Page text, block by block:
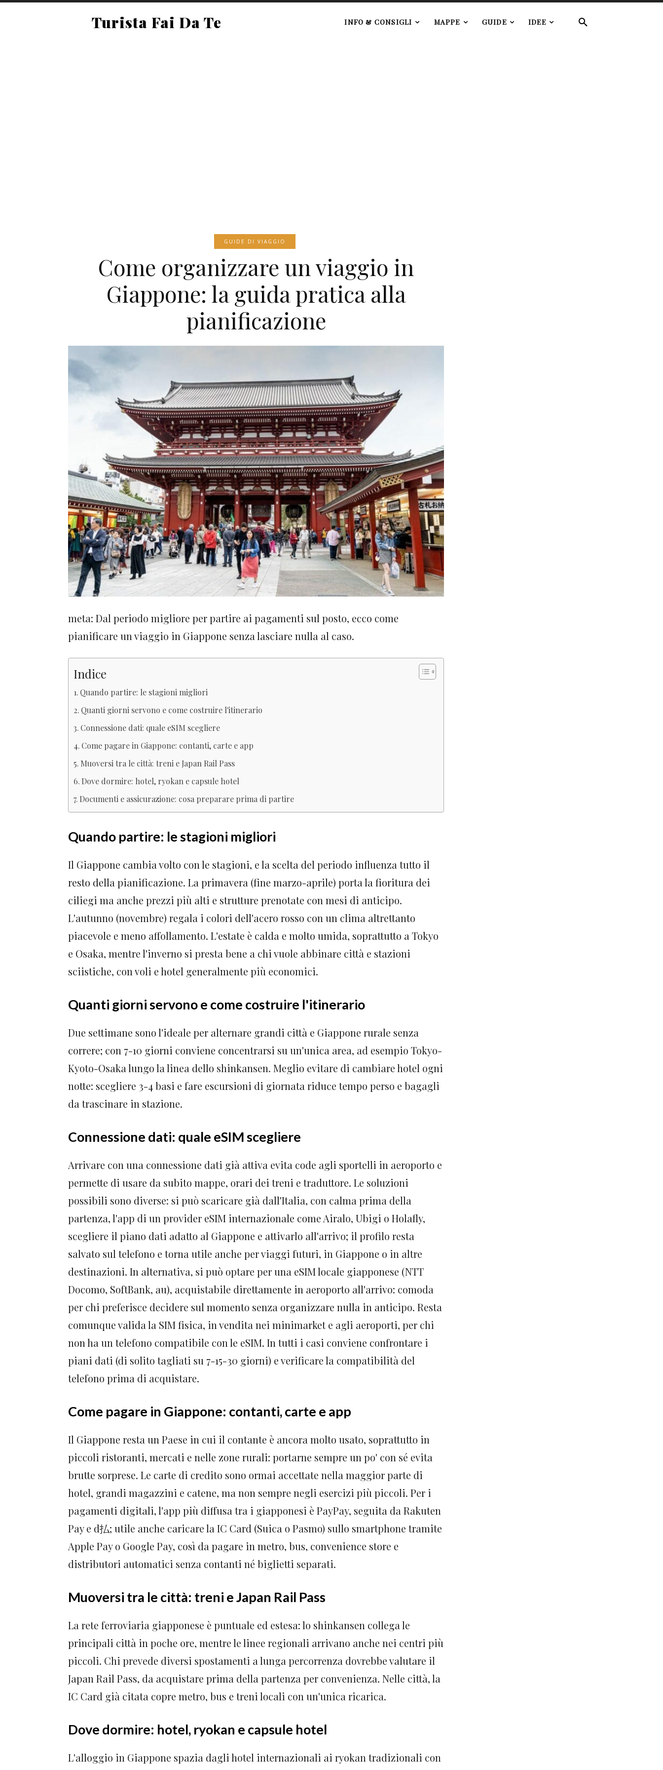
Turista Fai Da Te INFO & CONSIGLI MAPPE GUIDE IDEE
GUIDE DI VIAGGIO
Come organizzare un viaggio in
Giappone: la guida pratica alla
pianificazione
meta: Dal periodo migliore per partire ai pagamenti sul posto, ecco come
pianificare un viaggio in Giappone senza lasciare nulla al caso.
Indice
Quando partire: le stagioni migliori
Quanti giorni servono e come costruire l'itinerario
Connessione dati: quale eSIM scegliere
Come pagare in Giappone: contanti, carte e app
Muoversi tra le città: treni e Japan Rail Pass
Dove dormire: hotel, ryokan e capsule hotel
Documenti e assicurazione: cosa preparare prima di partire
Quando partire: le stagioni migliori
Il Giappone cambia volto con le stagioni, e la scelta del periodo influenza tutto il
resto della pianificazione. La primavera (fine marzo-aprile) porta la fioritura dei
ciliegi ma anche prezzi più alti e strutture prenotate con mesi di anticipo.
L'autunno (novembre) regala i colori dell'acero rosso con un clima altrettanto
piacevole e meno affollamento. L'estate è calda e molto umida, soprattutto a Tokyo
e Osaka, mentre l'inverno si presta bene a chi vuole abbinare città e stazioni
sciistiche, con voli e hotel generalmente più economici.
Quanti giorni servono e come costruire l'itinerario
Due settimane sono l'ideale per alternare grandi città e Giappone rurale senza
correre; con 7-10 giorni conviene concentrarsi su un'unica area, ad esempio Tokyo-
Kyoto-Osaka lungo la linea dello shinkansen. Meglio evitare di cambiare hotel ogni
notte: scegliere 3-4 basi e fare escursioni di giornata riduce tempo perso e bagagli
da trascinare in stazione.
Connessione dati: quale eSIM scegliere
Arrivare con una connessione dati già attiva evita code agli sportelli in aeroporto e
permette di usare da subito mappe, orari dei treni e traduttore. Le soluzioni
possibili sono diverse: si può scaricare già dall'Italia, con calma prima della
partenza, l'app di un provider eSIM internazionale come Airalo, Ubigi o Holafly,
scegliere il piano dati adatto al Giappone e attivarlo all'arrivo; il profilo resta
salvato sul telefono e torna utile anche per viaggi futuri, in Giappone o in altre
destinazioni. In alternativa, si può optare per una eSIM locale giapponese (NTT
Docomo, SoftBank, au), acquistabile direttamente in aeroporto all'arrivo: comoda
per chi preferisce decidere sul momento senza organizzare nulla in anticipo. Resta
comunque valida la SIM fisica, in vendita nei minimarket e agli aeroporti, per chi
non ha un telefono compatibile con le eSIM. In tutti i casi conviene confrontare i
piani dati (di solito tagliati su 7-15-30 giorni) e verificare la compatibilità del
telefono prima di acquistare.
Come pagare in Giappone: contanti, carte e app
Il Giappone resta un Paese in cui il contante è ancora molto usato, soprattutto in
piccoli ristoranti, mercati e nelle zone rurali: portarne sempre un po' con sé evita
brutte sorprese. Le carte di credito sono ormai accettate nella maggior parte di
hotel, grandi magazzini e catene, ma non sempre negli esercizi più piccoli. Per i
pagamenti digitali, l'app più diffusa tra i giapponesi è PayPay, seguita da Rakuten
Pay e d払; utile anche caricare la IC Card (Suica o Pasmo) sullo smartphone tramite
Apple Pay o Google Pay, così da pagare in metro, bus, convenience store e
distributori automatici senza contanti né biglietti separati.
Muoversi tra le città: treni e Japan Rail Pass
La rete ferroviaria giapponese è puntuale ed estesa: lo shinkansen collega le
principali città in poche ore, mentre le linee regionali arrivano anche nei centri più
piccoli. Chi prevede diversi spostamenti a lunga percorrenza dovrebbe valutare il
Japan Rail Pass, da acquistare prima della partenza per convenienza. Nelle città, la
IC Card già citata copre metro, bus e treni locali con un'unica ricarica.
Dove dormire: hotel, ryokan e capsule hotel
L'alloggio in Giappone spazia dagli hotel internazionali ai ryokan tradizionali con